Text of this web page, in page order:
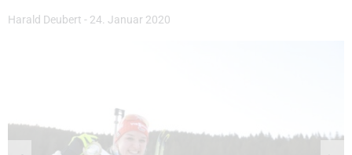
Harald Deubert - 24. Januar 2020